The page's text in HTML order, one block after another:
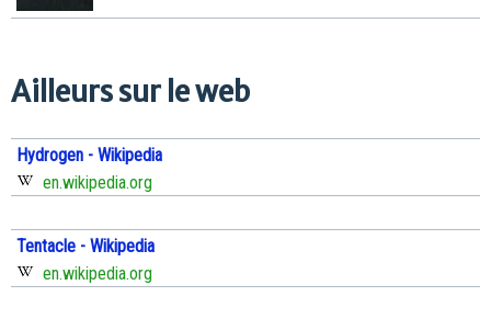
Ailleurs sur le web
Hydrogen - Wikipedia
en.wikipedia.org
Tentacle - Wikipedia
en.wikipedia.org